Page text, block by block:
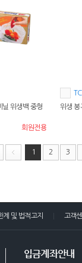
닐 위생백 중형
회원전용
위생
1 2 3
계 및 법적고지 고객
입금계좌안내